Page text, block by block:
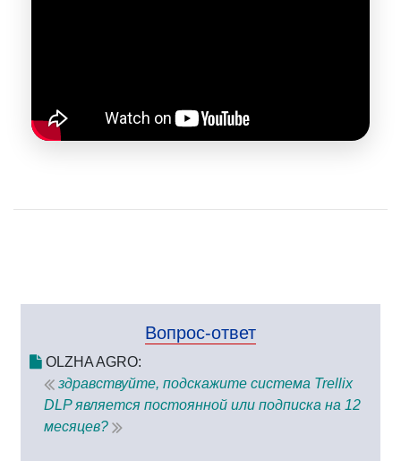
Вопрос-ответ
OLZHA AGRO:
здравствуйте, подскажите система Trellix
DLP является постоянной или подписка на 12
месяцев?